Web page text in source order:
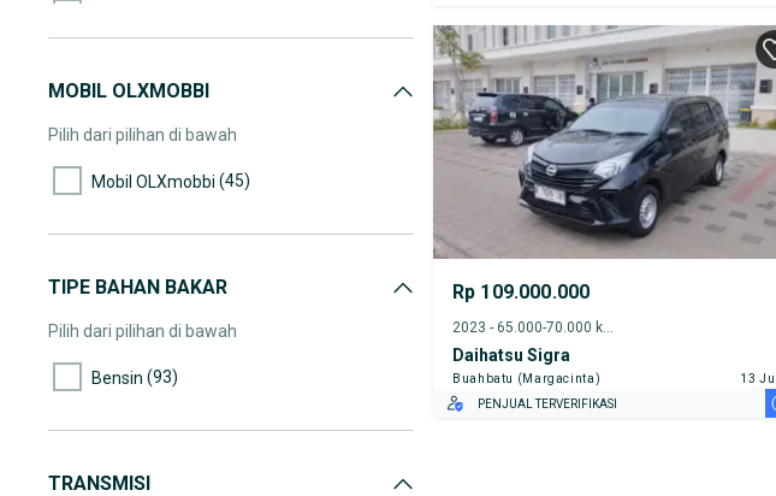
45.000-50.000
50.000-55.000(7)
70.000-75.000(1)
75.000-80.000
(3)
95.000-100.000
MOBIL OLXMOBBI
Pilih dari pilihan di bawah
Mobil OLXmobbi (45)
TIPE BAHAN BAKAR
Pilih dari pilihan di bawah
Bensin (93)
TRANSMISI
Rp 109.000.000
2023 - 65.000-70.000 km
Daihatsu Sigra
Buahbatu (Margacinta)
13 Jul
PENJUAL TERVERIFIKASI